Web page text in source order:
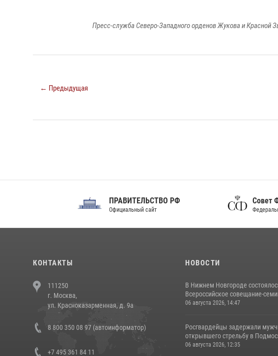
Пресс-служба Северо-Западного орденов Жукова и Красной
← Предыдущая
ПРАВИТЕЛЬСТВО РФ
Официальный сайт
Совет Федерации
Федерального Собрания РФ
КОНТАКТЫ
111250
г. Москва,
ул. Красноказарменная, д. 9а
8 800 350 08 97 (автоинформатор)
+7 495 361 84 11
НОВОСТИ
В Нижнем Новгороде
Всероссийское совещание-
06 августа 2026, 14:47
Росгвардейцы задержали
открывшего стрельбу в
06 августа 2026, 12:35